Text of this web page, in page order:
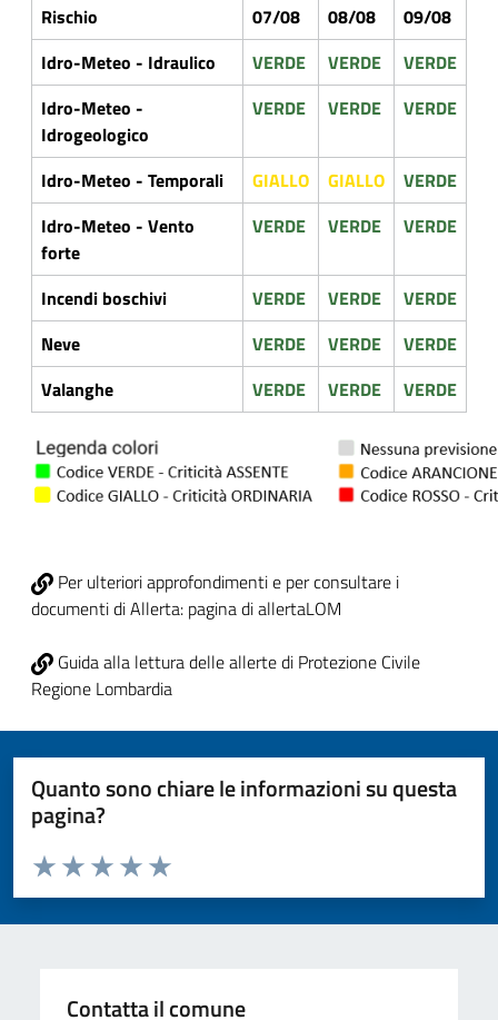
Rischio
07/08 08/08
09/08
Idro-Meteo - Idraulico
VERDE VERDE
VERDE
Idro-Meteo -
Idrogeologico
VERDE VERDE VERDE
Idro-Meteo - Temporali GIALLO GIALLO
VERDE
Idro-Meteo - Vento
forte
VERDE VERDE VERDE
Incendi boschivi VERDE VERDE
VERDE
Neve
VERDE VERDE
VERDE
Valanghe
VERDE VERDE VERDE
Per ulteriori approfondimenti e per consultare i
documenti di Allerta: pagina di allertaLOM
Guida alla lettura delle allerte di Protezione Civile
Regione Lombardia
Quanto sono chiare le informazioni su questa
pagina?
Valuta da 1 a 5 stelle la pagina
Valuta 5 stelle su 5
Valuta 4 stelle su 5
Valuta 3 stelle su 5
Valuta 2 stelle su 5
Valuta 1 stelle su 5
Contatta il comune